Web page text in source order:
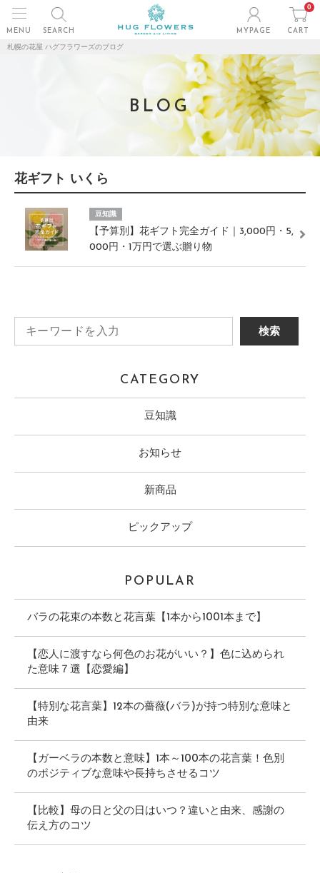
MENU SEARCH MYPAGE
0
CART
札幌の花屋 ハグフラワーズのブログ
BLOG
花ギフト いくら
豆知識
【予算別】花ギフト完全ガイド｜3,000円・5,
000円・1万円で選ぶ贈り物
CATEGORY
豆知識
お知らせ
新商品
ピックアップ
POPULAR
バラの花束の本数と花言葉【1本から1001本まで】
【恋人に渡すなら何色のお花がいい？】色に込められ
た意味７選【恋愛編】
【特別な花言葉】12本の薔薇(バラ)が持つ特別な意味と
由来
【ガーベラの本数と意味】1本～100本の花言葉！色別
のポジティブな意味や長持ちさせるコツ
【比較】母の日と父の日はいつ？違いと由来、感謝の
伝え方のコツ